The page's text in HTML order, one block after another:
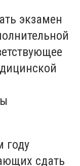
экзамен
году
сдать